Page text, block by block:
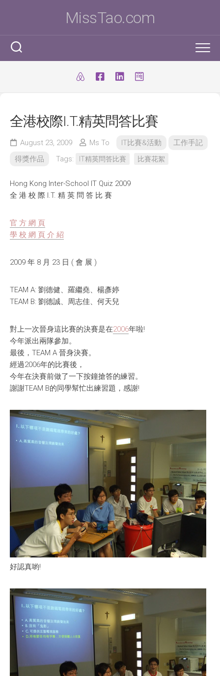
MissTao.com
跨學科STEM活動
科學研究科
I.T. Team
學生得獎作品
環保黏土膠
CryptoDefender
音間行者
廿一世紀校園網絡
全國青少年科技創新大賽 (CASTIC)
ICT Poster
ICT 補充
SBA
IT比賽&活動
柔道部
柔道手帳
注意事項
我是Ms To
我的文章
全港校際I.T.精英問答比賽
August 23, 2009 Ms To IT比賽&活動
工作手記
得獎作品
Tags: IT精英問答比賽 比賽花絮
Hong Kong Inter-School IT Quiz 2009
全 港 校 際 I.T. 精 英 問 答 比 賽
官 方 網 頁
學 校 網 頁 介 紹
2009 年 8 月 23 日 ( 會 展 )
TEAM A: 劉德健、羅繼堯、楊彥婷
TEAM B: 劉德誠、周志佳、何天兒
對上一次晉身這比賽的決賽是在2006年啦!
今年派出兩隊參加。
最後，TEAM A 晉身決賽。
經過2006年的比賽後，
今年在決賽前做了一下按鐘搶答的練習。
謝謝TEAM B的同學幫忙出練習題，感謝!
好認真喲!